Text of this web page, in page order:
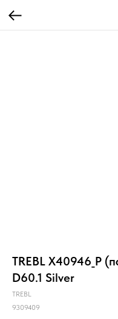
TREBL X40946_P
D60.1 Silver
TREBL
9309409